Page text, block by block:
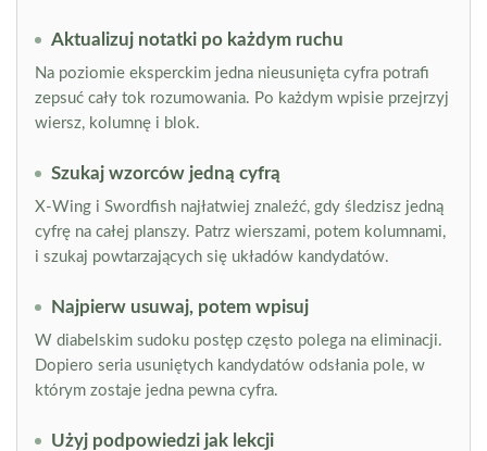
Aktualizuj notatki po każdym ruchu
Na poziomie eksperckim jedna nieusunięta cyfra potrafi
zepsuć cały tok rozumowania. Po każdym wpisie przejrzyj
wiersz, kolumnę i blok.
Szukaj wzorców jedną cyfrą
X-Wing i Swordfish najłatwiej znaleźć, gdy śledzisz jedną
cyfrę na całej planszy. Patrz wierszami, potem kolumnami,
i szukaj powtarzających się układów kandydatów.
Najpierw usuwaj, potem wpisuj
W diabelskim sudoku postęp często polega na eliminacji.
Dopiero seria usuniętych kandydatów odsłania pole, w
którym zostaje jedna pewna cyfra.
Użyj podpowiedzi jak lekcji